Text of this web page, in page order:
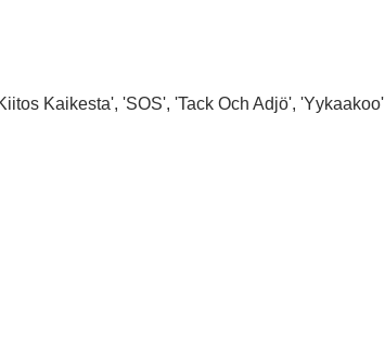
Kaikesta', 'SOS', 'Tack Och Adjö', 'Yykaakoo'